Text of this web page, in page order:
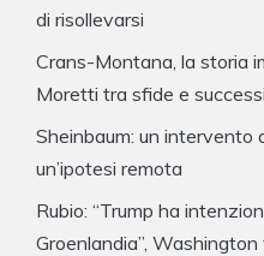
di risollevarsi
Crans-Montana, la storia
Moretti tra sfide e
Sheinbaum: un intervento
un’ipotesi remota
Rubio: “Trump ha
Groenlandia”, Washington